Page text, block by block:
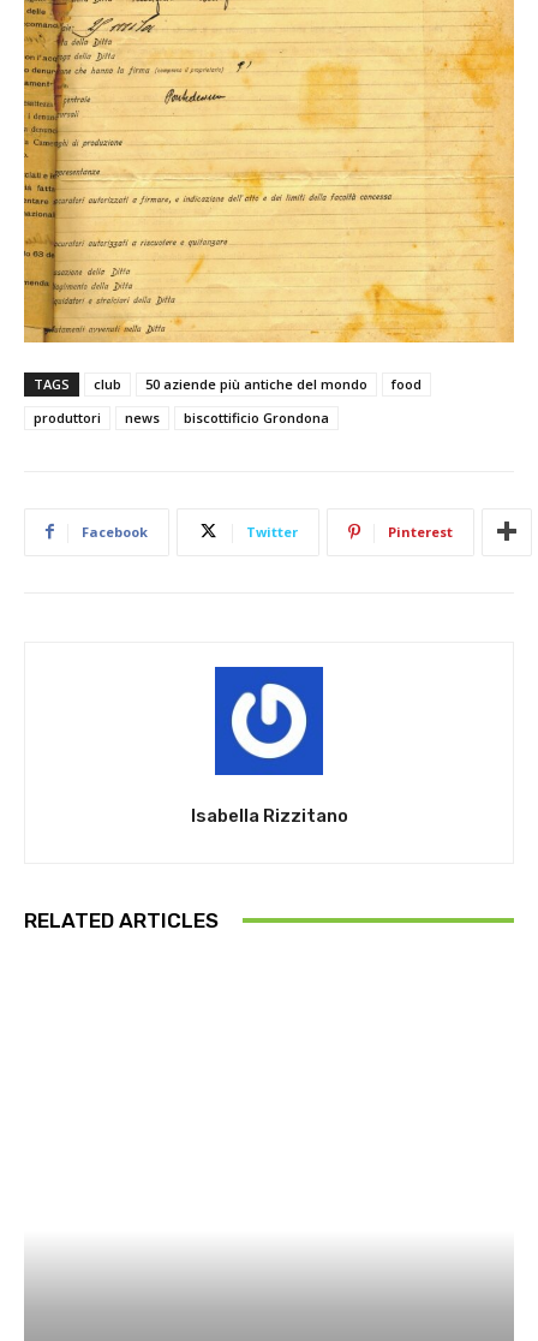
TAGS club 50 aziende più antiche del mondo
food
produttori
news biscottificio Grondona
Facebook Twitter Pinterest
Isabella Rizzitano
RELATED ARTICLES